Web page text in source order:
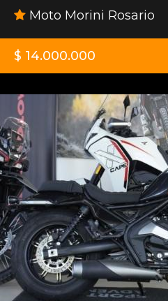
Moto Morini Rosario
$ 14.000.000